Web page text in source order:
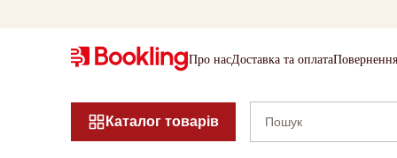
Про насДоставка та оплата
Каталог товарів